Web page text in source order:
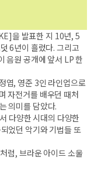
을 발표한 지 10년, 5
6년이 흘렀다. 그리고
원 공개에 앞서 LP 한
엽, 영준 3인 라인업으로
자전거를 배우던 때처
의미를 담았다.
다양한 시대의 다양한
었던 악기와 기법들 또
럼, 브라운 아이드 소울